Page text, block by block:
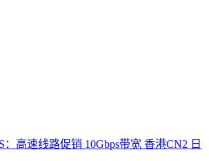
：高速线路促销 10Gbps带宽 香港CN2 日